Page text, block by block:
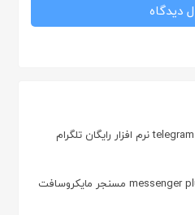
دانلود telegram Desktop 6.5.1 نرم افزار رایگان تلگرام